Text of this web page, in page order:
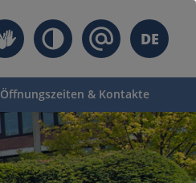
DE
Öffnungszeiten & Kontakte